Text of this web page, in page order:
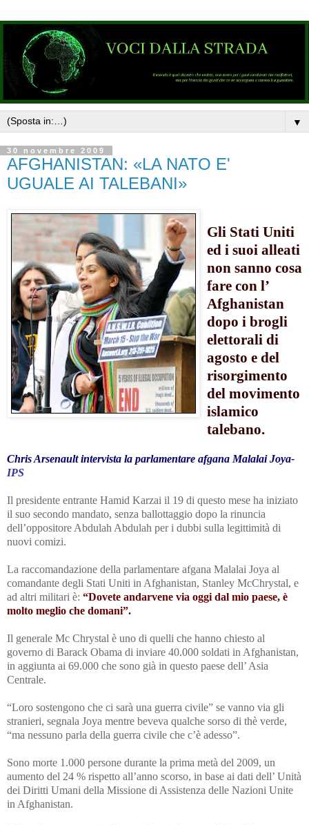
▼
30 novembre 2009
AFGHANISTAN: «LA NATO E'
UGUALE AI TALEBANI»
Gli Stati Uniti
ed i suoi alleati
non sanno cosa
fare con l’
Afghanistan
dopo i brogli
elettorali di
agosto e del
risorgimento
del movimento
islamico
talebano.
Chris Arsenault intervista la parlamentare afgana Malalai Joya-
IPS
Il presidente entrante Hamid Karzai il 19 di questo mese ha iniziato
il suo secondo mandato, senza ballottaggio dopo la rinuncia
dell’oppositore Abdulah Abdulah per i dubbi sulla legittimità di
nuovi comizi.
La raccomandazione della parlamentare afgana Malalai Joya al
comandante degli Stati Uniti in Afghanistan, Stanley McChrystal, e
ad altri militari è: “Dovete andarvene via oggi dal mio paese, è
molto meglio che domani”.
Il generale Mc Chrystal è uno di quelli che hanno chiesto al
governo di Barack Obama di inviare 40.000 soldati in Afghanistan,
in aggiunta ai 69.000 che sono già in questo paese dell’ Asia
Centrale.
“Loro sostengono che ci sarà una guerra civile” se vanno via gli
stranieri, segnala Joya mentre beveva qualche sorso di thè verde,
“ma nessuno parla della guerra civile che c’è adesso”.
Sono morte 1.000 persone durante la prima metà del 2009, un
aumento del 24 % rispetto all’anno scorso, in base ai dati dell’ Unità
dei Diritti Umani della Missione di Assistenza delle Nazioni Unite
in Afghanistan.